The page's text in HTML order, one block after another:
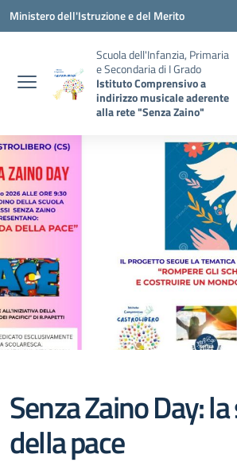
Vai ai contenuti
Vai al menu di navigazione
Vai al footer
Ministero dell'Istruzione e del Merito
Scuola dell'Infanzia, Primaria
e Secondaria di I Grado
Istituto Comprensivo a
indirizzo musicale aderente
alla rete "Senza Zaino"
Senza Zaino Day:
della pace